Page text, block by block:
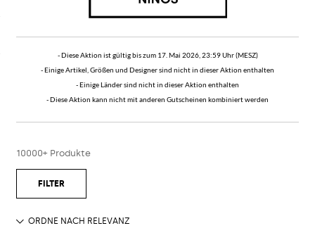
- Diese Aktion ist gültig bis zum 17. Mai 2026, 23:59 Uhr (MESZ)
- Einige Artikel, Größen und Designer sind nicht in dieser Aktion enthalten
- Einige Länder sind nicht in dieser Aktion enthalten
- Diese Aktion kann nicht mit anderen Gutscheinen kombiniert werden
10000+ Produkte